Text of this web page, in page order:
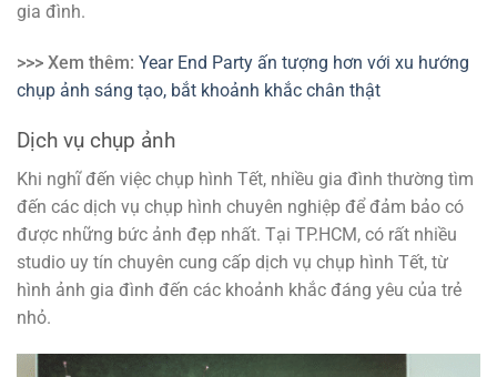
gia đình.
>>> Xem thêm: Year End Party ấn tượng hơn với xu hướng
chụp ảnh sáng tạo, bắt khoảnh khắc chân thật
Dịch vụ chụp ảnh
Khi nghĩ đến việc chụp hình Tết, nhiều gia đình thường tìm
đến các dịch vụ chụp hình chuyên nghiệp để đảm bảo có
được những bức ảnh đẹp nhất. Tại TP.HCM, có rất nhiều
studio uy tín chuyên cung cấp dịch vụ chụp hình Tết, từ
hình ảnh gia đình đến các khoảnh khắc đáng yêu của trẻ
nhỏ.